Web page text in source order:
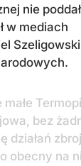
nie
w mediach
bez
działań
obecny na